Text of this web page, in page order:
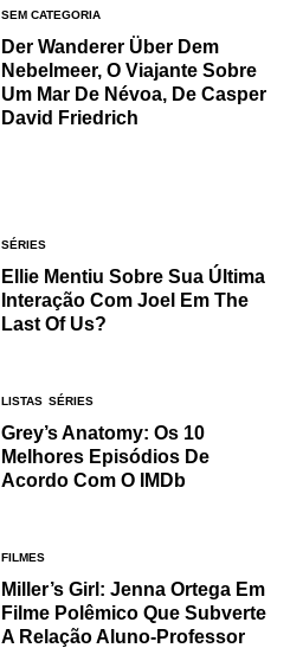
SEM CATEGORIA
Der Wanderer Über Dem
Nebelmeer, O Viajante Sobre
Um Mar De Névoa, De Casper
David Friedrich
SÉRIES
Ellie Mentiu Sobre Sua Última
Interação Com Joel Em The
Last Of Us?
LISTAS SÉRIES
Grey’s Anatomy: Os 10
Melhores Episódios De
Acordo Com O IMDb
FILMES
Miller’s Girl: Jenna Ortega Em
Filme Polêmico Que Subverte
A Relação Aluno-Professor